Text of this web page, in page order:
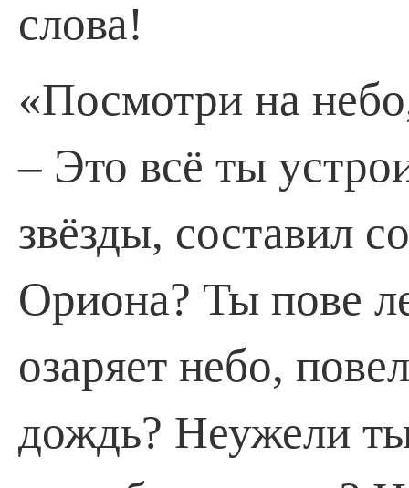
слова!
«Посмотри на
– Это всё ты
звёзды, составил
Ориона? Ты пове­
озаряет небо,
дождь? Неужели